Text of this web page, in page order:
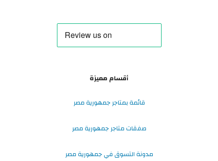
أقسام مميزة
قائمة بمتاجر جمهورية مصر
صفقات متاجر جمهورية مصر
مدونة التسوق في جمهورية مصر